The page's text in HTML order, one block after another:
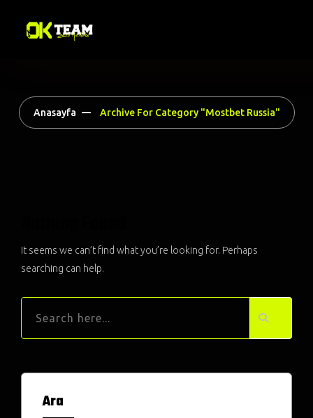
Anasayfa Archive For Category "Mostbet Russia"
It seems we can’t find what you’re looking for. Perhaps
searching can help.
Ara